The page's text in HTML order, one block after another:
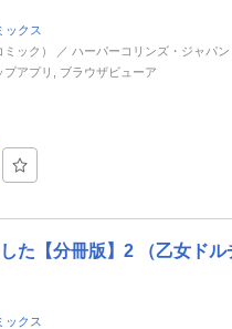
ックス
ック） ／ ハーパーコリンズ・ジャパ
プアプリ, ブラウザビューア
た【分冊版】2 （乙女ド
ックス